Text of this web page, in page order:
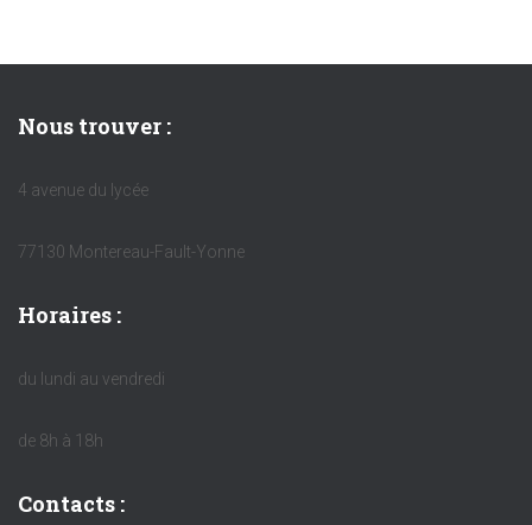
Nous trouver :
4 avenue du lycée
77130 Montereau-Fault-Yonne
Horaires :
du lundi au vendredi
de 8h à 18h
Contacts :